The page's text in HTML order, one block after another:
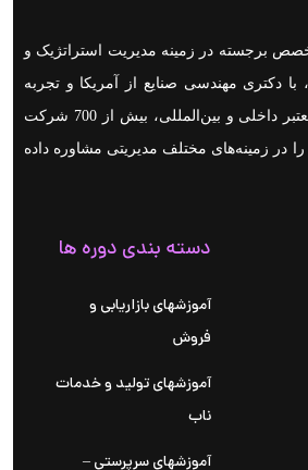
برجسته در زمینه مدیریت استراتژیک و
با دکتری مهندسی صنایع از آمریکا و تجربه
تدریس در دانشگاه‌های معتبر داخلی و بین‌المللی، بیش از 700 شرکت
در زمینه‌های مختلف مدیریتی مشاوره داده
دسته بندی دوره ها
آموزشهای بازاریابی و
فروش
آموزشهای تولید و خدمات
ناب
آموزشهای سرپرستی –